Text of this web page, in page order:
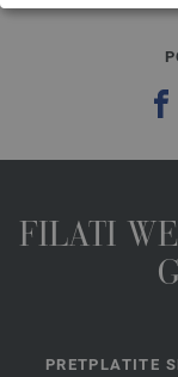
FILATI
PRETPLATITE